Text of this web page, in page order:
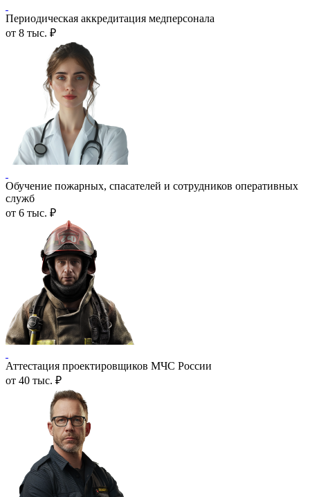
Периодическая аккредитация медперсонала
от 8 тыс. ₽
Обучение пожарных, спасателей и сотрудников оперативных
служб
от 6 тыс. ₽
Аттестация проектировщиков МЧС России
от 40 тыс. ₽